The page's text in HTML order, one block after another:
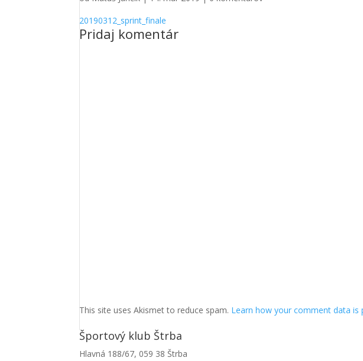
20190312_sprint_finale
Pridaj komentár
This site uses Akismet to reduce spam. Learn how your comment data is
Športový klub Štrba
Hlavná 188/67, 059 38 Štrba